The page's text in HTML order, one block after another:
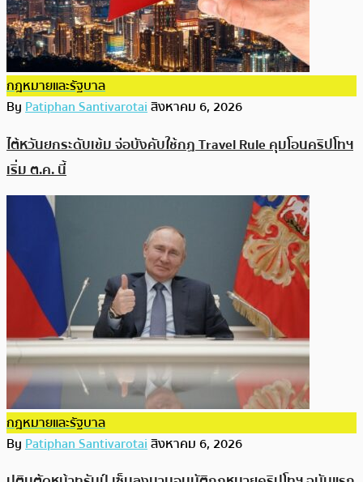
กฎหมายและรัฐบาล
ByPatiphan Santivarotaiสิงหาคม 6, 2026
ไต้หวันยกระดับเข้ม จ่อบังคับใช้กฏ Travel Rule คุมโอนคริปโทฯ
เริ่ม ต.ค. นี้
กฎหมายและรัฐบาล
ByPatiphan Santivarotaiสิงหาคม 6, 2026